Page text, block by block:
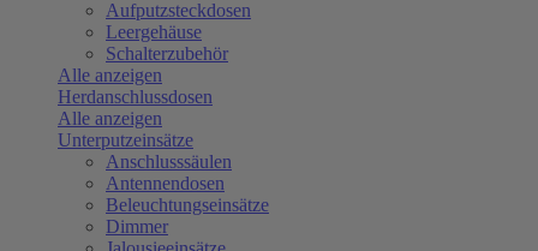
Aufputzsteckdosen
Leergehäuse
Schalterzubehör
Alle anzeigen
Herdanschlussdosen
Alle anzeigen
Unterputzeinsätze
Anschlusssäulen
Antennendosen
Beleuchtungseinsätze
Dimmer